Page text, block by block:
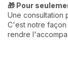
🎁 Pour
Une consultation
C'est notre
rendre